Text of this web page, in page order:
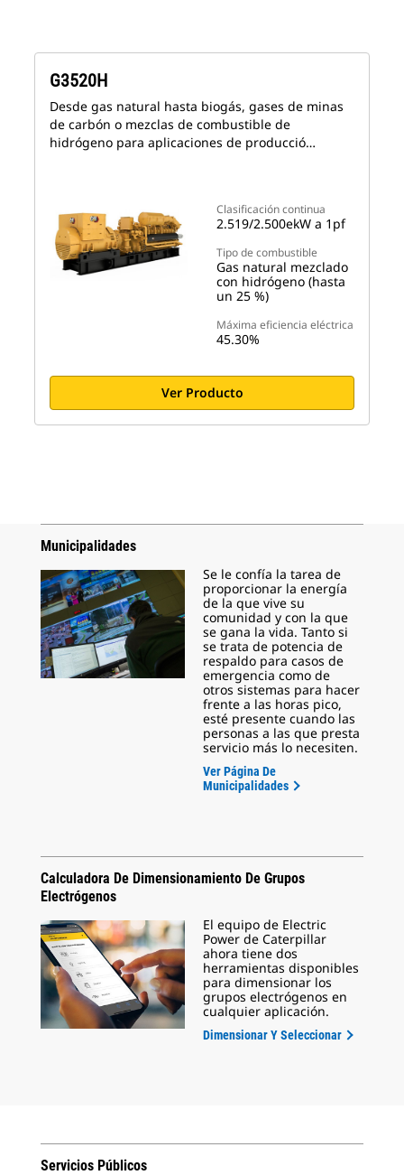
Clasificación continua
2.519/2.500ekW a 1pf
Tipo de combustible
Gas natural mezclado
con hidrógeno (hasta
un 25 %)
Máxima eficiencia eléctrica
45.30%
G3520H
Desde gas natural hasta biogás, gases de minas
de carbón o mezclas de combustible de
hidrógeno para aplicaciones de producció…
Ver Producto
Municipalidades
Se le confía la tarea de
proporcionar la energía
de la que vive su
comunidad y con la que
se gana la vida. Tanto si
se trata de potencia de
respaldo para casos de
emergencia como de
otros sistemas para hacer
frente a las horas pico,
esté presente cuando las
personas a las que presta
servicio más lo necesiten.
Ver Página De
Municipalidades
Calculadora De Dimensionamiento De Grupos
Electrógenos
El equipo de Electric
Power de Caterpillar
ahora tiene dos
herramientas disponibles
para dimensionar los
grupos electrógenos en
cualquier aplicación.
Dimensionar Y Seleccionar
Servicios Públicos